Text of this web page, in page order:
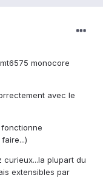
monocore
avec le
fonctionne
curieux...la plupart du
extensibles par